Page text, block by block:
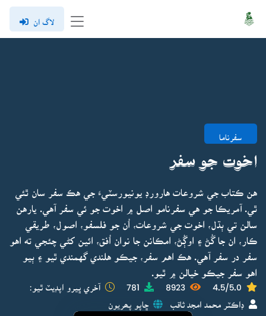
لاگ ان
سفرناما
اخوت جو سفر
هن ڪتاب جي شروعات هارورڊ يونيورسٽيءَ جي هڪ سفر سان ٿئي
ٿي. آمريڪا جو هي سفرنامو اصل ۾ اخوت جو ئي سفر آهي. يارهن
سالن تي ٻڌل، اخوت جي شروعات، اُن جو فلسفو، اصول، طريقي
ڪار، ان جا گُڻ ۽ اوڳُڻ، امڪانن جا نوان اُفق، ائين کڻي چئجي ته اهو
سفر در سفر آهي. هڪ اهم سفر، جيڪو هلندي گهمندي ٿيو ۽ ٻيو
اهو سفر جيڪو خيالن ۾ ٿيو.
4.5/5.0
8923
781 آخري ڀيرو اپڊيٽ ٿيو:
ڊاڪٽر محمد امجد ثاقب ڇاپو پھريون